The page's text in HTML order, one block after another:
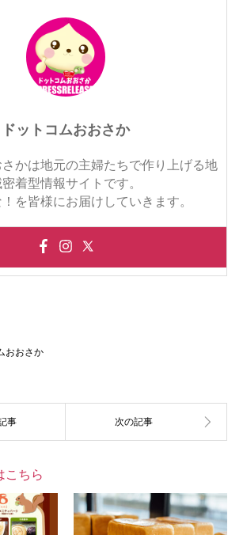
ドットコムおおさか
さかは地元の主婦たちで作り上げる地
着型情報サイトです。
を皆様にお届けしていきます。
おおさか
こちら